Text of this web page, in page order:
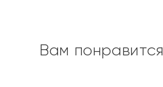
Вам понравится